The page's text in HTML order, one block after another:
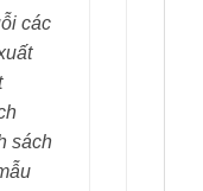
các
sách